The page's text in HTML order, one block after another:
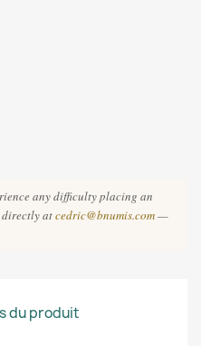
any difficulty placing an
directly atcedric@bnumis.com—
du produit